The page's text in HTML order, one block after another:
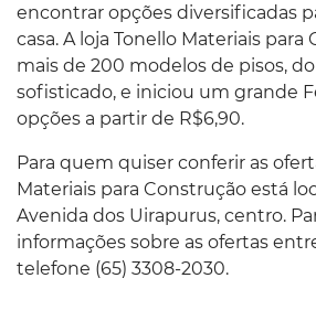
encontrar opções diversificadas
casa. A loja Tonello Materiais para
mais de 200 modelos de pisos,
sofisticado, e iniciou um grande
opções a partir de R$6,90.
Para quem quiser conferir as
Materiais para Construção está
Avenida dos Uirapurus, centro.
informações sobre as ofertas
telefone (65) 3308-2030.